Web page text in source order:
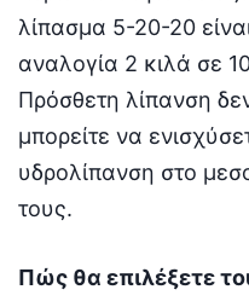
λίπασμα 5-20-20
αναλογία 2 κιλά σε
Πρόσθετη λίπανση
μπορείτε να
υδρολίπανση στο
τους.
Πώς θα επιλέξετε